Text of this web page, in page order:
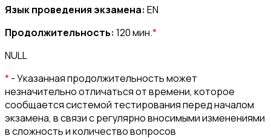
Язык проведения экзамена: EN
Продолжительность: 120 мин.*
NULL
*- Указанная продолжительность может
незначительно отличаться от времени, которое
сообщается системой тестирования перед началом
экзамена, в связи с регулярно вносимыми изменениями
в сложность и количество вопросов